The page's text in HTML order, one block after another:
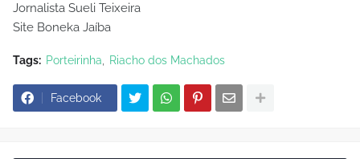
Jornalista Sueli Teixeira
Site Boneka Jaíba
Tags: Porteirinha Riacho dos Machados
Facebook